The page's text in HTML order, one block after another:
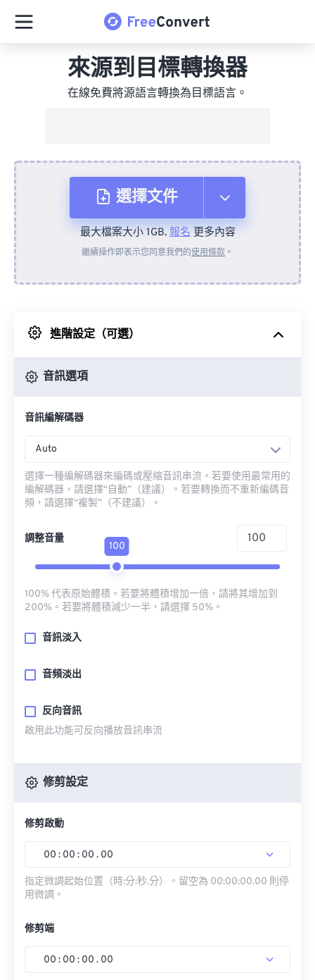
來源到目標轉換器
在線免費將源語言轉換為目標語言。
選擇文件
來自裝置
來自 Google 雲端硬碟
最大檔案大小 1GB.報名更多內容
繼續操作即表示您同意我們的使用條款 。
進階設定（可選）
音訊選項
音訊編解碼器
Auto
選擇一種編解碼器來編碼或壓縮音訊串流。若要使用最常用的
編解碼器，請選擇“自動”（建議）。若要轉換而不重新編碼音
頻，請選擇“複製”（不建議）。
調整音量
100
100% 代表原始體積。若要將體積增加一倍，請將其增加到
200%。若要將體積減少一半，請選擇 50%。
音訊淡入
音頻淡出
反向音訊
啟用此功能可反向播放音訊串流
修剪設定
修剪啟動
00 : 00 : 00 . 00
指定微調起始位置（時:分:秒.分）。留空為 00:00:00.00 則停
用微調。
修剪端
00 : 00 : 00 . 00